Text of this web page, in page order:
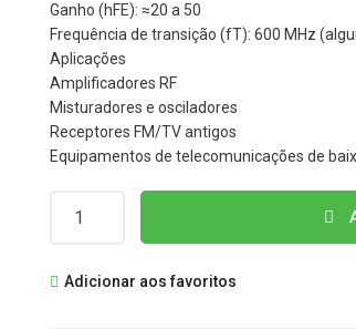
Ganho (hFE): ≈20 a 50
Frequência de transição (fT): 600 MHz
Aplicações
Amplificadores RF
Misturadores e osciladores
Receptores FM/TV antigos
Equipamentos de telecomunicações de
TRANSISTOR
Adicionar aos favoritos